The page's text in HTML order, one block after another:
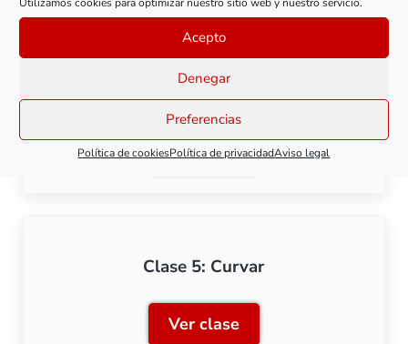
Acepto
Denegar
Preferencias
Política de cookiesPolítica de privacidadAviso legal
Clase 4: Plegado
Ver claseClase 4: Plegado
Clase 5: Curvar
Ver claseClase 5: Curvar